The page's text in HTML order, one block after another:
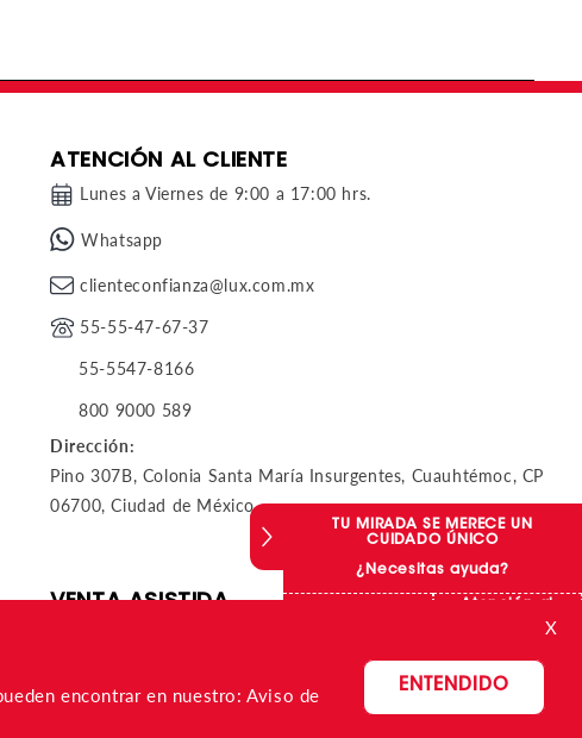
TU MIRADA
Whatsapp
encontrar en nuestro:Aviso de
ENTENDIDO
X
ATENCIÓN AL CLIENTE
Lunes a Viernes de 9:00 a 17:00 hrs.
Whatsapp
clienteconfianza@lux.com.mx
55-55-47-67-37
55-5547-8166
800 9000 589
Dirección:
Pino 307B, Colonia Santa María Insurgentes, Cuauhtémoc, CP
06700, Ciudad de México
VENTA ASISTIDA